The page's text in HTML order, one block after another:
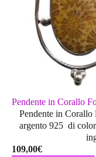
Pendente in Corallo
Pendente in Corallo
argento 925 di
109,00€